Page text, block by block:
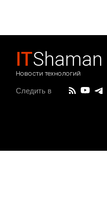
ITShaman
Новости технологий
Следить в